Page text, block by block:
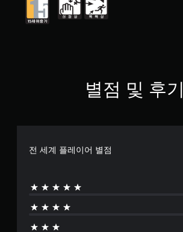
별점 및 후기
전 세계 플레이어 별점